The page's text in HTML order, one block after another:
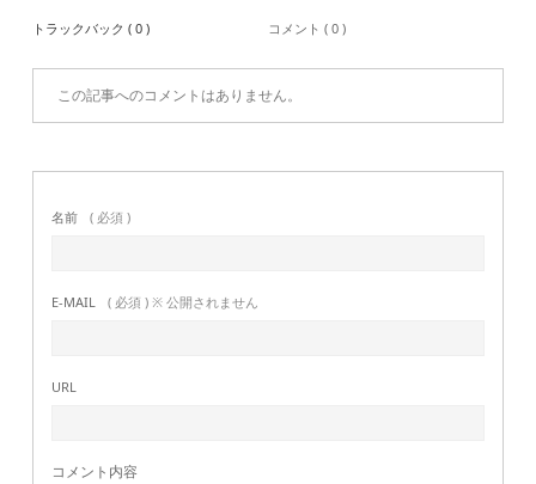
トラックバック ( 0 ) コメント ( 0 )
この記事へのコメントはありません。
名前 ( 必須 )
E-MAIL ( 必須 ) ※ 公開されません
URL
コメント内容